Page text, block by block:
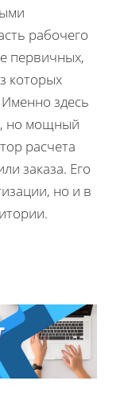
рабочего
первичных,
которых
Именно здесь
но мощный
расчета
заказа. Его
но и в